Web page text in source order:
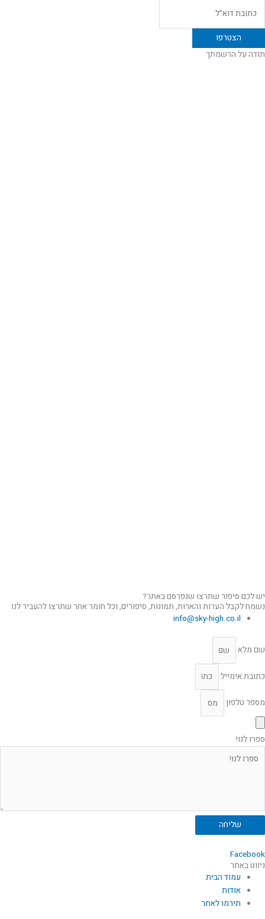
תודה על הרשמתך
יש לכם סיפור שתרצו שנפרסם באתר?
נשמח לקבל הערות והארות, תמונות, סיפורים, וכל חומר אחר שתרצו להעביר לנו
info@sky-high.co.il
שם מלא
כתובת אימייל
מספר טלפון
ספרו לנו!
שליחה
Facebook
ניווט באתר
עמוד הבית
אודות
תירמו לאתר